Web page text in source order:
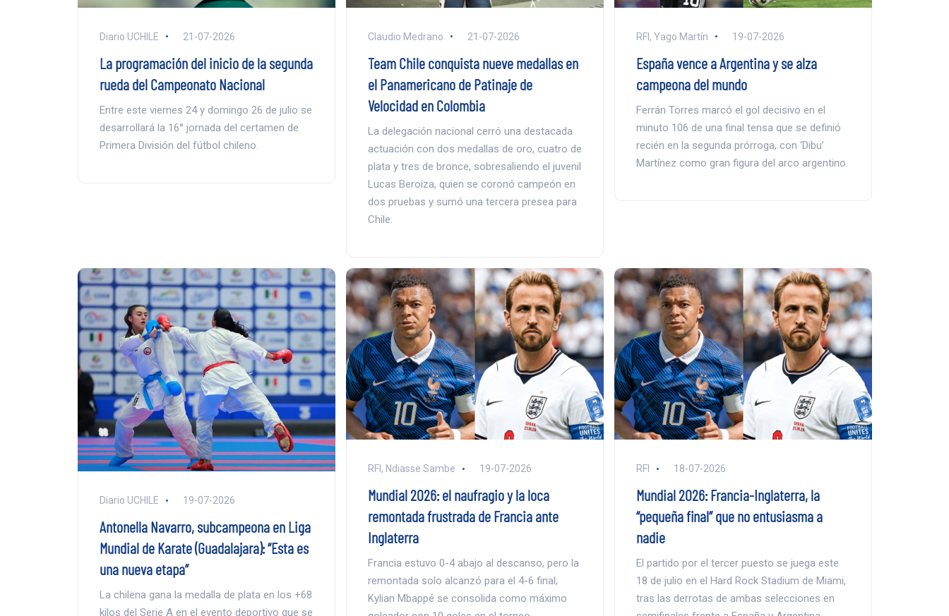
Diario UCHILE 21-07-2026
La programación del inicio de la segunda
rueda del Campeonato Nacional
Entre este viernes 24 y domingo 26 de julio se
desarrollará la 16° jornada del certamen de
Primera División del fútbol chileno.
Claudio Medrano 21-07-2026
Team Chile conquista nueve medallas en
el Panamericano de Patinaje de
Velocidad en Colombia
La delegación nacional cerró una destacada
actuación con dos medallas de oro, cuatro de
plata y tres de bronce, sobresaliendo el juvenil
Lucas Beroiza, quien se coronó campeón en
dos pruebas y sumó una tercera presea para
Chile.
RFI, Yago Martín 19-07-2026
España vence a Argentina y se alza
campeona del mundo
Ferrán Torres marcó el gol decisivo en el
minuto 106 de una final tensa que se definió
recién en la segunda prórroga, con ‘Dibu’
Martínez como gran figura del arco argentino.
Diario UCHILE 19-07-2026
Antonella Navarro, subcampeona en Liga
Mundial de Karate (Guadalajara): “Esta es
una nueva etapa”
La chilena gana la medalla de plata en los +68
kilos del Serie A en el evento deportivo que se
RFI, Ndiasse Sambe 19-07-2026
Mundial 2026: el naufragio y la loca
remontada frustrada de Francia ante
Inglaterra
Francia estuvo 0-4 abajo al descanso, pero la
remontada solo alcanzó para el 4-6 final;
Kylian Mbappé se consolida como máximo
RFI 18-07-2026
Mundial 2026: Francia-Inglaterra, la
“pequeña final” que no entusiasma a
nadie
El partido por el tercer puesto se juega este
18 de julio en el Hard Rock Stadium de Miami,
tras las derrotas de ambas selecciones en